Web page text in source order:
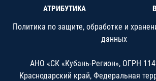
АТРИБУТИКА
Политика по защите, обработке и
данных
АНО «СК «Кубань-Регион», ОГРН
Краснодарский край, Федеральная